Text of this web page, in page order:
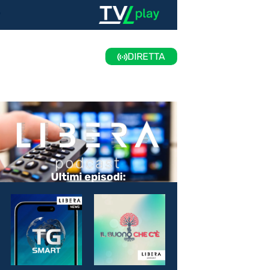
DIRETTA
Ultimi episodi: